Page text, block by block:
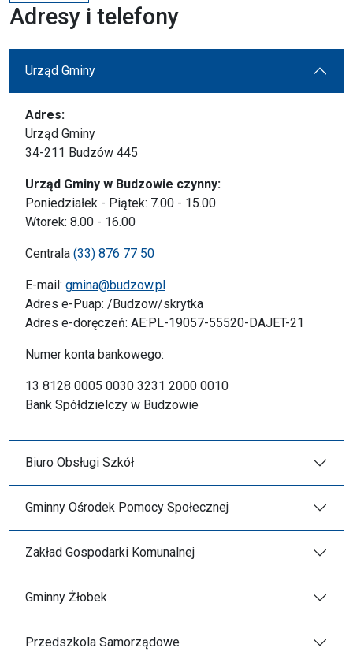
Adresy i telefony
Urząd Gminy
Adres:
Urząd Gminy
34-211 Budzów 445
Urząd Gminy w Budzowie czynny:
Poniedziałek - Piątek: 7.00 - 15.00
Wtorek: 8.00 - 16.00
Centrala (33) 876 77 50
E-mail: gmina@budzow.pl
Adres e-Puap: /Budzow/skrytka
Adres e-doręczeń: AE:PL-19057-55520-DAJET-21
Numer konta bankowego:
13 8128 0005 0030 3231 2000 0010
Bank Spółdzielczy w Budzowie
Biuro Obsługi Szkół
Gminny Ośrodek Pomocy Społecznej
Zakład Gospodarki Komunalnej
Gminny Żłobek
Przedszkola Samorządowe